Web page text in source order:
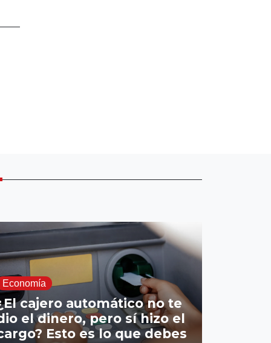
Economía
cajero automático no te
el dinero, pero sí hizo el
Esto es lo que debes